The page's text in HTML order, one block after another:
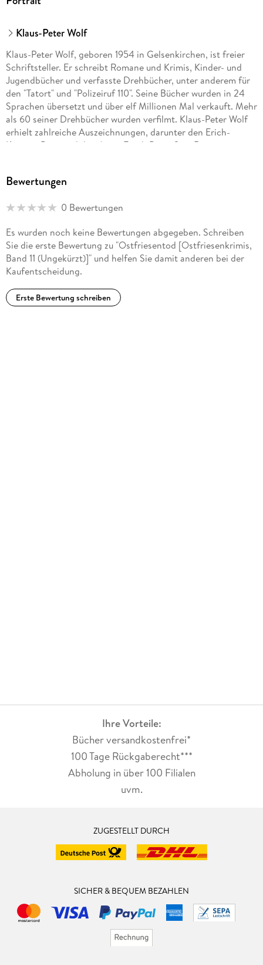
Klaus-Peter Wolf
Klaus-Peter Wolf, geboren 1954 in Gelsenkirchen, ist freier
Schriftsteller. Er schreibt Romane und Krimis, Kinder- und
Jugendbücher und verfasste Drehbücher, unter anderem für
den "Tatort" und "Polizeiruf 110". Seine Bücher wurden in 24
Sprachen übersetzt und über elf Millionen Mal verkauft. Mehr
als 60 seiner Drehbücher wurden verfilmt. Klaus-Peter Wolf
erhielt zahlreiche Auszeichnungen, darunter den Erich-
Kästner-Preis und den Anne-Frank-Preis. Sein Roman
Peter Wolf lebt in der ostfriesischen Stadt Norden.
Bewertungen
0 Bewertungen
Es wurden noch keine Bewertungen abgegeben. Schreiben
Sie die erste Bewertung zu "Ostfriesentod [Ostfriesenkrimis,
Band 11 (Ungekürzt)]" und helfen Sie damit anderen bei der
Kaufentscheidung.
Erste Bewertung schreiben
Ihre Vorteile:
Bücher versandkostenfrei*
100 Tage Rückgaberecht***
Abholung in über 100 Filialen
uvm.
ZUGESTELLT DURCH
SICHER & BEQUEM BEZAHLEN